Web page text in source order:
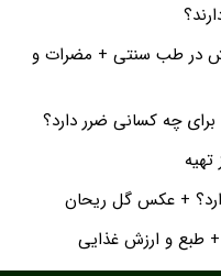
در طب سنتی + مضرات و
چه کسانی ضرر دارد؟
+ عکس گل ریحان
طبع و ارزش غذایی